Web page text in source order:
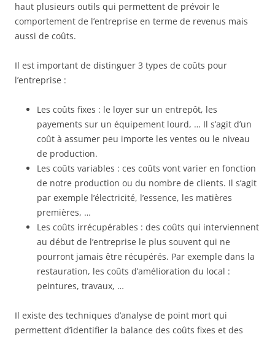
haut plusieurs outils qui permettent de prévoir le
comportement de l’entreprise en terme de revenus mais
aussi de coûts.
Il est important de distinguer 3 types de coûts pour
l’entreprise :
Les coûts fixes : le loyer sur un entrepôt, les
payements sur un équipement lourd, … Il s’agit d’un
coût à assumer peu importe les ventes ou le niveau
de production.
Les coûts variables : ces coûts vont varier en fonction
de notre production ou du nombre de clients. Il s’agit
par exemple l’électricité, l’essence, les matières
premières, …
Les coûts irrécupérables : des coûts qui interviennent
au début de l’entreprise le plus souvent qui ne
pourront jamais être récupérés. Par exemple dans la
restauration, les coûts d’amélioration du local :
peintures, travaux, …
Il existe des techniques d’analyse de point mort qui
permettent d’identifier la balance des coûts fixes et des